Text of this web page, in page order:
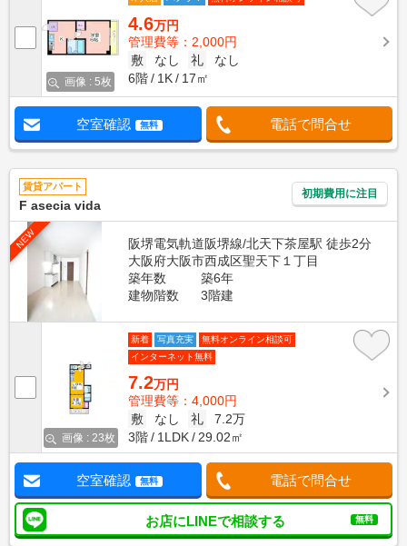
画像 : 5枚
4.6万円
管理費等：2,000円
敷
なし 礼
なし
6階
1K 17㎡
空室確認 無料 電話で問合せ
賃貸アパート
F asecia vida
初期費用に注目
NEW
阪堺電気軌道阪堺線/北天下茶屋駅 徒歩2分
大阪府大阪市西成区聖天下１丁目
築年数
築6年
建物階数
3階建
画像 : 23枚
新着 写真充実
無料オンライン相談可
インターネット無料
7.2万円
管理費等：4,000円
敷
なし 礼
7.2万
3階
1LDK 29.02㎡
空室確認 無料 電話で問合せ
お店にLINEで相談する 無料